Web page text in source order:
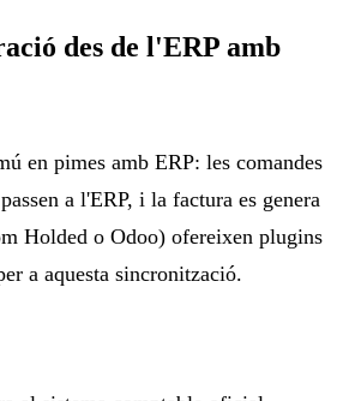
des de l'ERP amb
en pimes amb ERP: les comandes
a l'ERP, i la factura es genera
Holded o Odoo) ofereixen plugins
a aquesta sincronització.